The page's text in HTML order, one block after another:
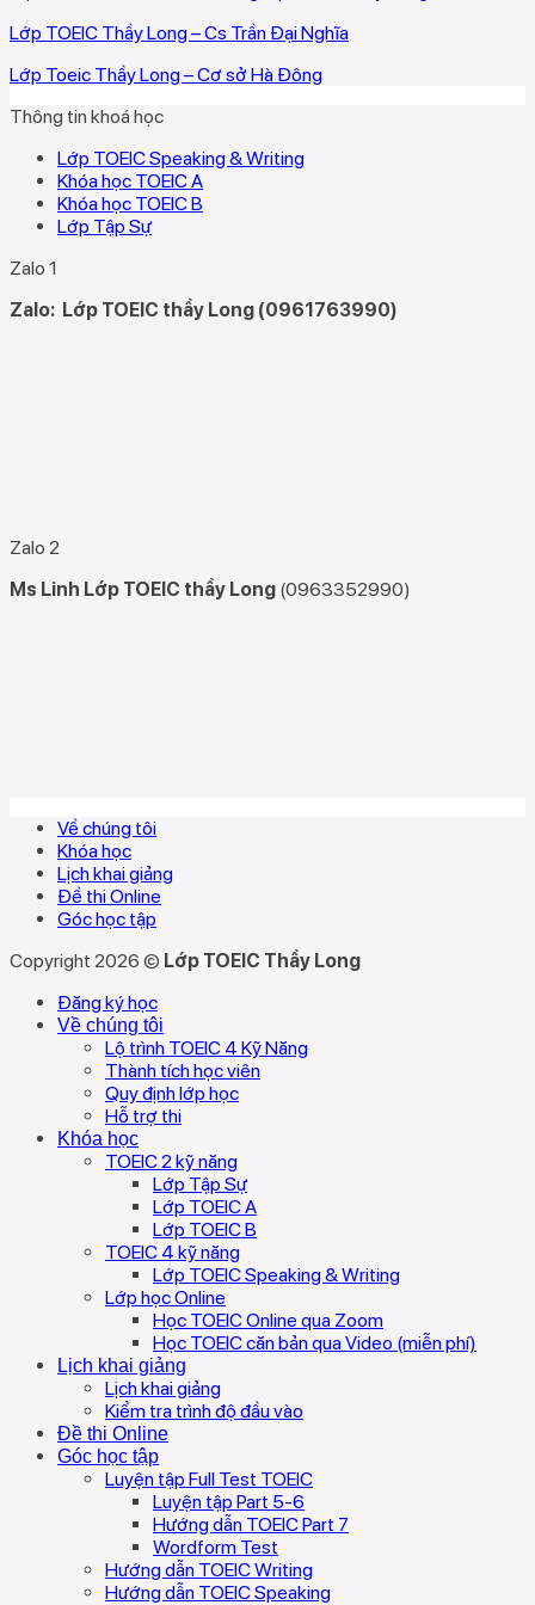
Lớp TOEIC Thầy Long – Cs Trần Đại Nghĩa
Lớp Toeic Thầy Long – Cơ sở Hà Đông
Thông tin khoá học
Lớp TOEIC Speaking & Writing
Khóa học TOEIC A
Khóa học TOEIC B
Lớp Tập Sự
Zalo 1
Zalo: Lớp TOEIC thầy Long (0961763990)
Zalo 2
Ms Linh Lớp TOEIC thầy Long (0963352990)
Về chúng tôi
Khóa học
Lịch khai giảng
Đề thi Online
Góc học tập
Copyright 2026 © Lớp TOEIC Thầy Long
Đăng ký học
Về chúng tôi
Lộ trình TOEIC 4 Kỹ Năng
Thành tích học viên
Quy định lớp học
Hỗ trợ thi
Khóa học
TOEIC 2 kỹ năng
Lớp Tập Sự
Lớp TOEIC A
Lớp TOEIC B
TOEIC 4 kỹ năng
Lớp TOEIC Speaking & Writing
Lớp học Online
Học TOEIC Online qua Zoom
Học TOEIC căn bản qua Video (miễn phí)
Lịch khai giảng
Lịch khai giảng
Kiểm tra trình độ đầu vào
Đề thi Online
Góc học tập
Luyện tập Full Test TOEIC
Luyện tập Part 5-6
Hướng dẫn TOEIC Part 7
Wordform Test
Hướng dẫn TOEIC Writing
Hướng dẫn TOEIC Speaking